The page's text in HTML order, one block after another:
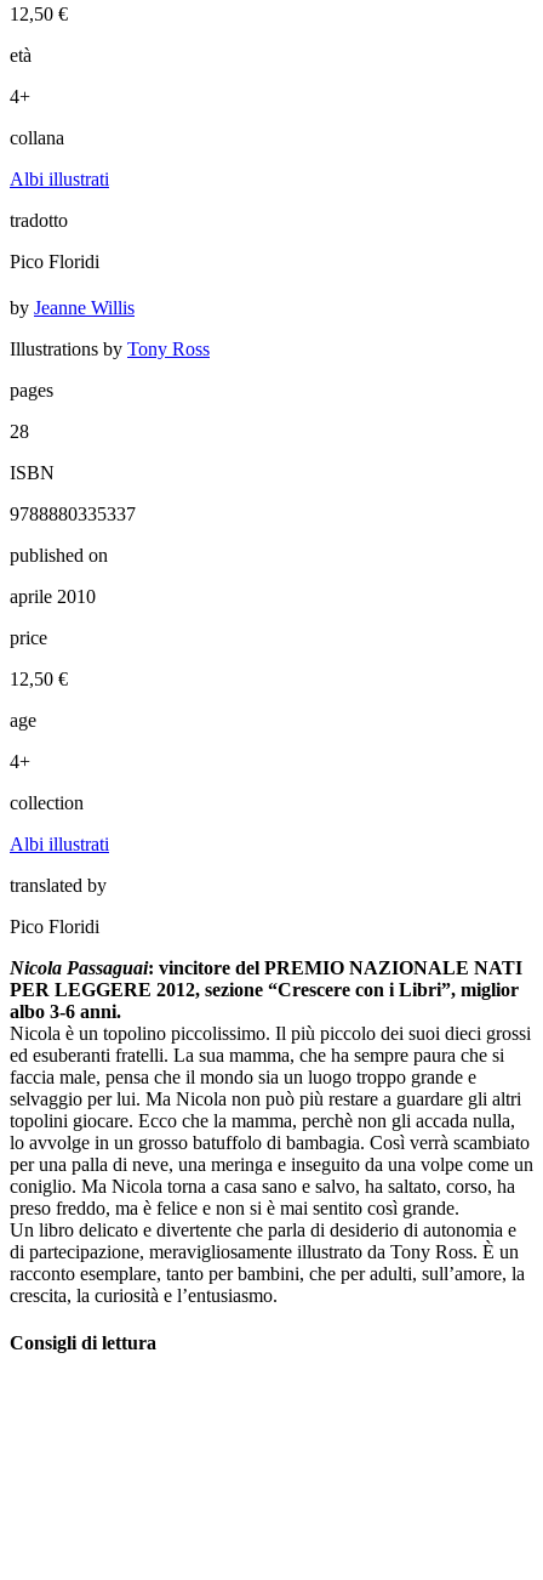
12,50 €
età
4+
collana
Albi illustrati
tradotto
Pico Floridi
by Jeanne Willis
Illustrations by Tony Ross
pages
28
ISBN
9788880335337
published on
aprile 2010
price
12,50 €
age
4+
collection
Albi illustrati
translated by
Pico Floridi
Nicola Passaguai: vincitore del PREMIO NAZIONALE NATI
PER LEGGERE 2012, sezione “Crescere con i Libri”, miglior
albo 3-6 anni.
Nicola è un topolino piccolissimo. Il più piccolo dei suoi dieci grossi
ed esuberanti fratelli. La sua mamma, che ha sempre paura che si
faccia male, pensa che il mondo sia un luogo troppo grande e
selvaggio per lui. Ma Nicola non può più restare a guardare gli altri
topolini giocare. Ecco che la mamma, perchè non gli accada nulla,
lo avvolge in un grosso batuffolo di bambagia. Così verrà scambiato
per una palla di neve, una meringa e inseguito da una volpe come un
coniglio. Ma Nicola torna a casa sano e salvo, ha saltato, corso, ha
preso freddo, ma è felice e non si è mai sentito così grande.
Un libro delicato e divertente che parla di desiderio di autonomia e
di partecipazione, meravigliosamente illustrato da Tony Ross. È un
racconto esemplare, tanto per bambini, che per adulti, sull’amore, la
crescita, la curiosità e l’entusiasmo.
Consigli di lettura